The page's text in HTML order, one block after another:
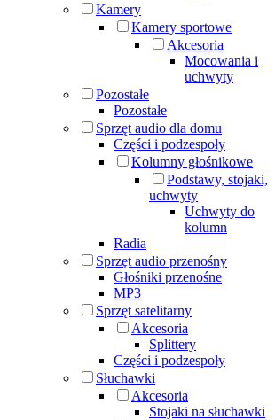
Kamery
Kamery sportowe
Akcesoria
Mocowania i
uchwyty
Pozostałe
Pozostałe
Sprzęt audio dla domu
Części i podzespoły
Kolumny głośnikowe
Podstawy, stojaki,
uchwyty
Uchwyty do
kolumn
Radia
Sprzęt audio przenośny
Głośniki przenośne
MP3
Sprzęt satelitarny
Akcesoria
Splittery
Części i podzespoły
Słuchawki
Akcesoria
Stojaki na słuchawki